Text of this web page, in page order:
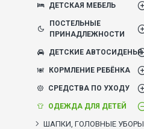
ДЕТСКАЯ МЕБЕЛЬ
ПОСТЕЛЬНЫЕ
ПРИНАДЛЕЖНОСТИ
ДЕТСКИЕ АВТОСИДЕНЬЯ
КОРМЛЕНИЕ РЕБЁНКА
СРЕДСТВА ПО УХОДУ
ОДЕЖДА ДЛЯ ДЕТЕЙ
ШАПКИ, ГОЛОВНЫЕ УБОРЫ